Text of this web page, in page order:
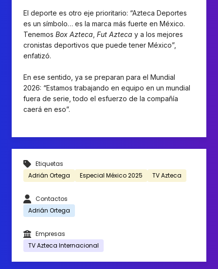
El deporte es otro eje prioritario: “Azteca Deportes
es un símbolo… es la marca más fuerte en México.
Tenemos Box Azteca Fut Azteca y a los mejores
cronistas deportivos que puede tener México”,
enfatizó.
En ese sentido, ya se preparan para el Mundial
2026: “Estamos trabajando en equipo en un mundial
fuera de serie, todo el esfuerzo de la compañía
caerá en eso”.
Etiquetas
Adrián Ortega
Especial México 2025 TV Azteca
Contactos
Adrián Ortega
Empresas
TV Azteca Internacional